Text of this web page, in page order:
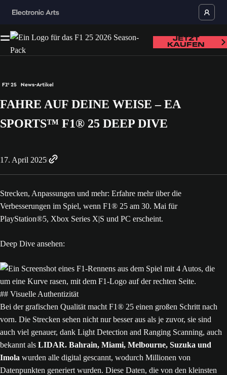
JETZT
KAUFEN
F1® 25 News-Artikel
FAHRE AUF DEINE WEISE – EA
SPORTS™ F1® 25 DEEP DIVE
17. April 2025
Strecken, Anpassungen und mehr: Erfahre mehr über die
Verbesserungen im Spiel, wenn F1® 25 am 30. Mai für
PlayStation®5, Xbox Series X|S und PC erscheint.
Deep Dive ansehen:
## Visuelle Authentizität
Bei der grafischen Qualität macht F1® 25 einen großen Schritt nach
vorn. Die Strecken sehen nicht nur besser aus als je zuvor, sie sind
auch viel genauer, dank Light Detection and Ranging Scanning, auch
bekannt als LIDAR. Bahrain, Miami, Melbourne, Suzuka und
Imola wurden alle digital gescannt, wodurch Millionen von
Datenpunkten generiert wurden. Diese Daten, die von den kleinsten